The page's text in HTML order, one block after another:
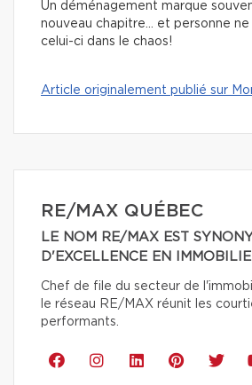
Un déménagement marque
nouveau chapitre… et personne
celui-ci dans le chaos!
Article originalement publié sur
RE/MAX QUÉBEC
LE NOM RE/MAX EST
D'EXCELLENCE EN
Chef de file du secteur de
le réseau RE/MAX réunit les
performants.